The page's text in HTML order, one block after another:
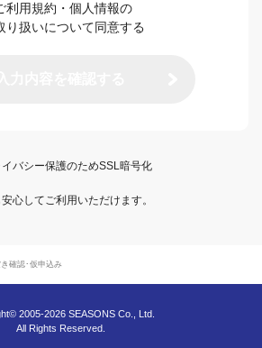
利用規約・個人情報の
り扱いについて同意する
バシー保護のためSSL暗号化
心してご利用いただけます。
き確認･仮申込み
2005-2026 SEASONS Co., Ltd.
All Rights Reserved.